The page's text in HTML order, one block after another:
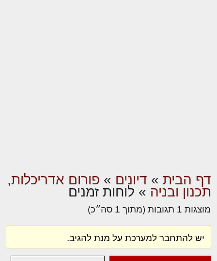
דף הבית » דיונים » פורום אדריכלות,
תכנון ובניה » לוחות זמנים
מוצגות 1 תגובות (מתוך 1 סה״כ)
יש להתחבר למערכת על מנת להגיב.